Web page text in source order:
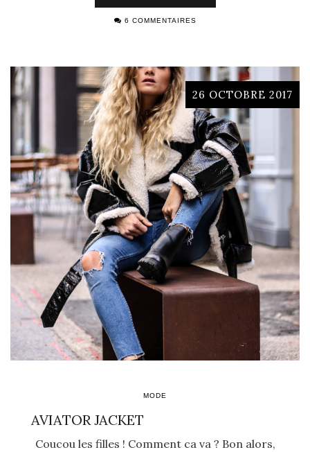
6 COMMENTAIRES
26 OCTOBRE 2017
MODE
AVIATOR JACKET
Coucou les filles ! Comment ca va ? Bon alors,